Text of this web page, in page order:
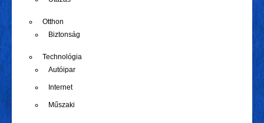
Otthon
Biztonság
Technológia
Autóipar
Internet
Műszaki